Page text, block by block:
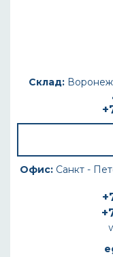
Склад:Воронеж,
Офис: Санкт -